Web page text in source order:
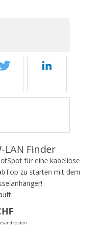
LAN Finder
für eine kabellose
zu starten mit dem